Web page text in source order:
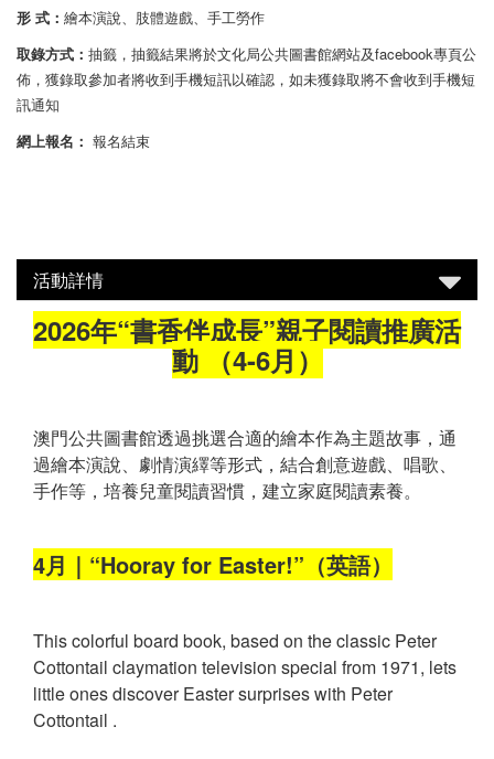
形 式： 繪本演說、肢體遊戲、手工勞作
取錄方式： 抽籤，抽籤結果將於文化局公共圖書館網站及facebook專頁公
佈，獲錄取參加者將收到手機短訊以確認，如未獲錄取將不會收到手機短
訊通知
網上報名： 報名結束
活動詳情
2026年“書香伴成長”親子閱讀推廣活
動 （4-6月）
澳門公共圖書館透過挑選合適的繪本作為主題故事，通
過繪本演說、劇情演繹等形式，結合創意遊戲、唱歌、
手作等，培養兒童閱讀習慣，建立家庭閱讀素養。
4月｜“Hooray for Easter!”（英語）
This colorful board book, based on the classic Peter
Cottontail claymation television special from 1971, lets
little ones discover Easter surprises with Peter
Cottontail .